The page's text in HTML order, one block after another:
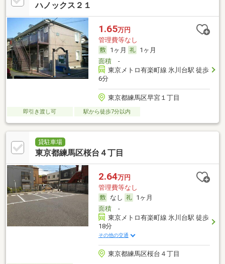
ハノックス２１
1.65万円
管理費等なし
1ヶ月
1ヶ月
面積-
東京メトロ有楽町線 氷川台駅 徒歩
6分
東京都練馬区早宮１丁目
即引き渡し可 駅から徒歩7分以内
貸駐車場
東京都練馬区桜台４丁目
2.64万円
管理費等なし
なし
1ヶ月
面積-
東京メトロ有楽町線 氷川台駅 徒歩
18分
その他の交通
東京都練馬区桜台４丁目